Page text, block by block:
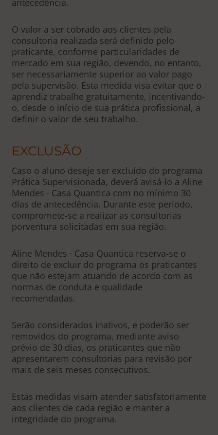
antecedência.
O valor a ser cobrado aos clientes pela
consultoria realizada será definido pelo
praticante, conforme particularidades de
mercado em sua região, devendo, no entanto,
ser necessariamente superior ao valor pago
pela supervisão. Esta medida visa evitar que o
aprendiz trabalhe gratuitamente, incentivando-
o, desde o início de sua prática profissional, a
definir o valor de seu trabalho.
EXCLUSÃO
Caso o aluno deseje ser excluído do programa
Prática Supervisionada, deverá avisá-lo a Aline
Mendes · Casa Quantica com no mínimo 30
dias de antecedência. Durante este período,
compromete-se a realizar as consultorias
porventura solicitadas em sua região.
Aline Mendes · Casa Quantica reserva-se o
direito de excluir do programa os praticantes
que não estejam atuando de acordo com as
normas de conduta e qualidade
recomendadas.
Serão considerados inativos, e poderão ser
removidos do programa, mediante aviso
prévio de 30 dias, os praticantes que não
apresentarem consultorias para revisão por
mais de seis meses consecutivos.
Estas medidas visam atender satisfatoriamente
aos clientes de cada região e manter a
integridade do programa.